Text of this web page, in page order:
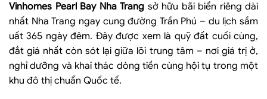
Vinhomes Pearl Bay Nha Trang sở hữu bãi biển riêng dài
nhất Nha Trang ngay cung đường Trần Phú – du lịch sầm
uất 365 ngày đêm. Đây được xem là quỹ đất cuối cùng,
đắt giá nhất còn sót lại giữa lõi trung tâm – nơi giá trị ở,
nghỉ dưỡng và khai thác dòng tiền cùng hội tụ trong một
khu đô thị chuẩn Quốc tế.